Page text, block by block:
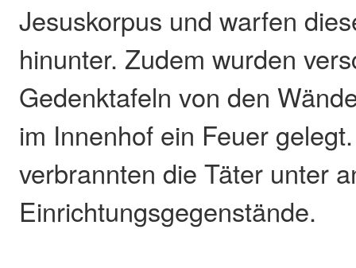
Jesuskorpus und warfen
hinunter. Zudem wurden
Gedenktafeln von den
im Innenhof ein Feuer
verbrannten die Täter unter
Einrichtungsgegenstände.